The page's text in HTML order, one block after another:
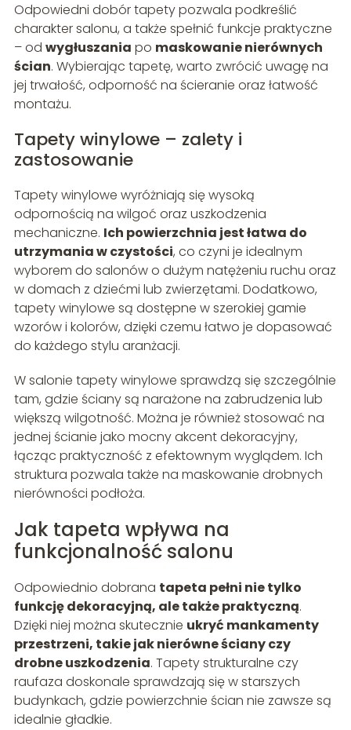
Odpowiedni dobór tapety pozwala podkreślić
charakter salonu, a także spełnić funkcje praktyczne
– od wygłuszania po maskowanie nierównych
ścian. Wybierając tapetę, warto zwrócić uwagę na
jej trwałość, odporność na ścieranie oraz łatwość
montażu.
Tapety winylowe – zalety i
zastosowanie
Tapety winylowe wyróżniają się wysoką
odpornością na wilgoć oraz uszkodzenia
mechaniczne. Ich powierzchnia jest łatwa do
utrzymania w czystości, co czyni je idealnym
wyborem do salonów o dużym natężeniu ruchu oraz
w domach z dziećmi lub zwierzętami. Dodatkowo,
tapety winylowe są dostępne w szerokiej gamie
wzorów i kolorów, dzięki czemu łatwo je dopasować
do każdego stylu aranżacji.
W salonie tapety winylowe sprawdzą się szczególnie
tam, gdzie ściany są narażone na zabrudzenia lub
większą wilgotność. Można je również stosować na
jednej ścianie jako mocny akcent dekoracyjny,
łącząc praktyczność z efektownym wyglądem. Ich
struktura pozwala także na maskowanie drobnych
nierówności podłoża.
Jak tapeta wpływa na
funkcjonalność salonu
Odpowiednio dobrana tapeta pełni nie tylko
funkcję dekoracyjną, ale także praktyczną.
Dzięki niej można skutecznie ukryć mankamenty
przestrzeni, takie jak nierówne ściany czy
drobne uszkodzenia. Tapety strukturalne czy
raufaza doskonale sprawdzają się w starszych
budynkach, gdzie powierzchnie ścian nie zawsze są
idealnie gładkie.